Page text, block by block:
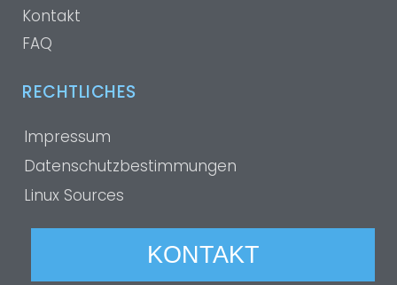
Kontakt
FAQ
RECHTLICHES
Impressum
Datenschutzbestimmungen
Linux Sources
KONTAKT